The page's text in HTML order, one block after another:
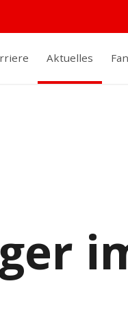
Aktuelles